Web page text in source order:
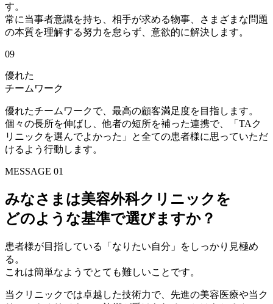
す。
常に当事者意識を持ち、相手が求める物事、さまざまな問題
の本質を理解する努力を怠らず、意欲的に解決します。
09
優れた
チームワーク
優れたチームワークで、最高の顧客満足度を目指します。
個々の長所を伸ばし、他者の短所を補った連携で、「TAク
リニックを選んでよかった」と全ての患者様に思っていただ
けるよう行動します。
MESSAGE 01
みなさまは美容外科クリニックを
どのような基準で選びますか？
患者様が目指している 「なりたい自分」
をしっかり見極め
る。
これは簡単なようでとても難しいことです。
当クリニックでは卓越した技術力で、先進の美容医療や当ク